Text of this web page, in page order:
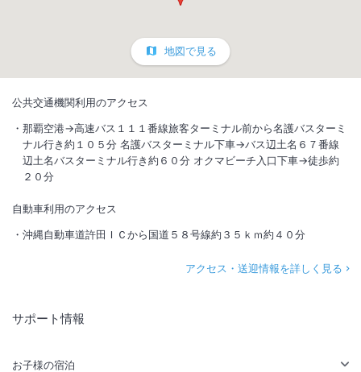
地図で見る
公共交通機関利用のアクセス
那覇空港→高速バス１１１番線旅客ターミナル前から名護バスターミ
ナル行き約１０５分 名護バスターミナル下車→バス辺土名６７番線
辺土名バスターミナル行き約６０分 オクマビーチ入口下車→徒歩約
２０分
自動車利用のアクセス
沖縄自動車道許田ＩＣから国道５８号線約３５ｋｍ約４０分
アクセス・送迎情報を詳しく見る
サポート情報
お子様の宿泊